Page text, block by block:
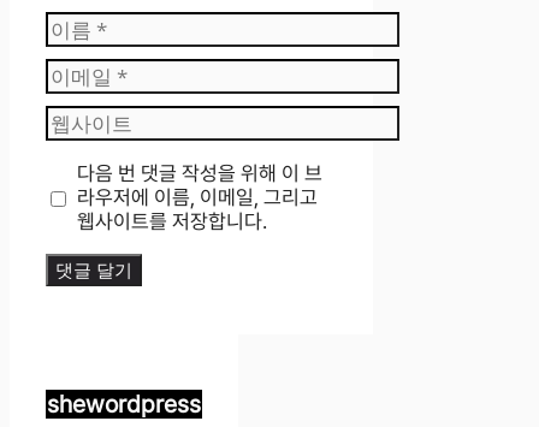
이
름
이
메
일
웹
사
트
다음 번 댓글 작성을 위해 이 브
라우저에 이름, 이메일, 그리고
웹사이트를 저장합니다.
shewordpress